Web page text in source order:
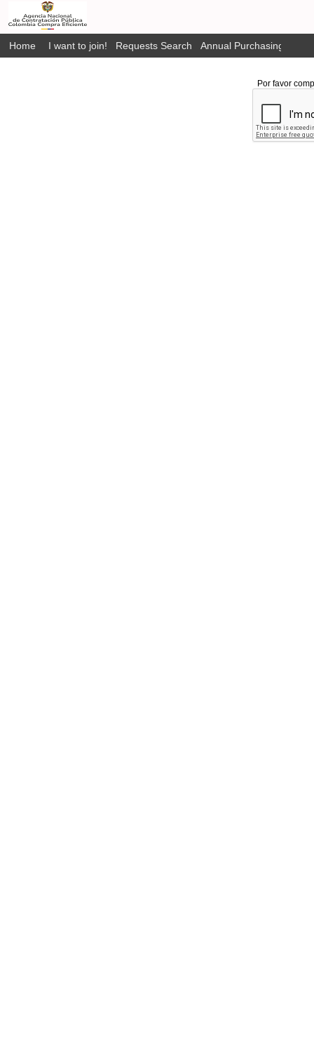
Home I want to join! Requests Search Annual Purchasing Plan
Por favor